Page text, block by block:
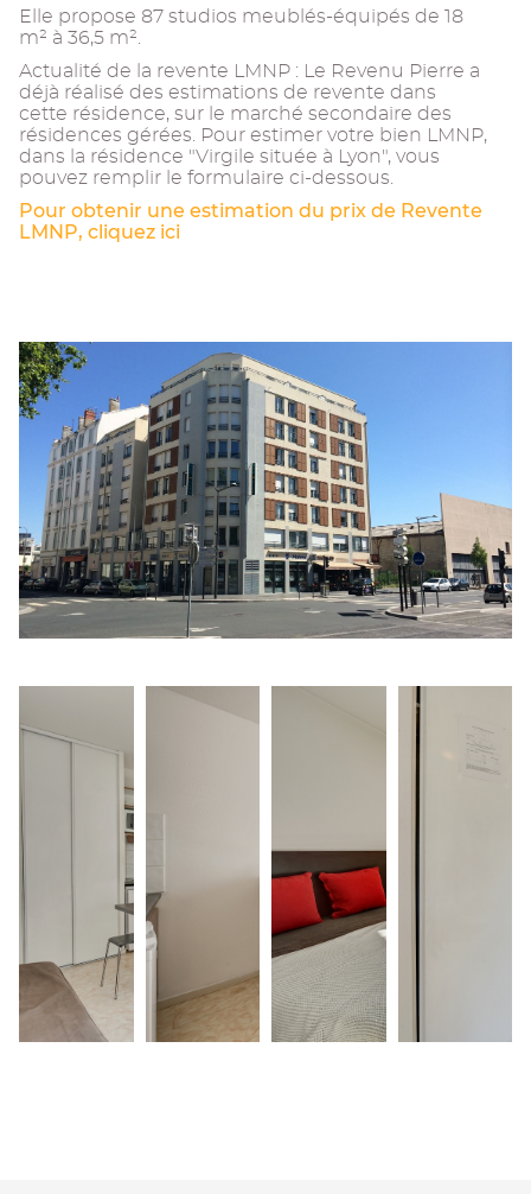
Elle propose 87 studios meublés-équipés de 18
m² à 36,5 m².
Actualité de la revente LMNP : Le Revenu Pierre a
déjà réalisé des estimations de revente dans
cette résidence, sur le marché secondaire des
résidences gérées. Pour estimer votre bien LMNP,
dans la résidence "Virgile située à Lyon", vous
pouvez remplir le formulaire ci-dessous.
Pour obtenir une estimation du prix de Revente
LMNP, cliquez ici